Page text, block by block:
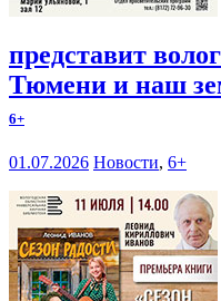
представит
Тюмени и наш
6+
01.07.2026 Новости, 6+